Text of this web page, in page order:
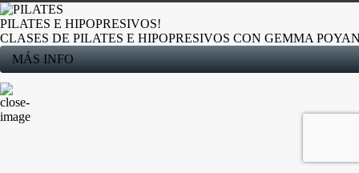
PILATES E HIPOPRESIVOS!
CLASES DE PILATES E HIPOPRESIVOS CON GEMMA
MÁS INFO